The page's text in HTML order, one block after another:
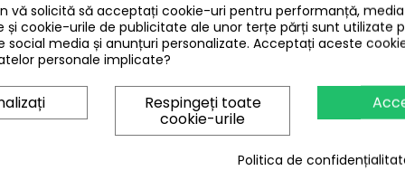
PURCHASED TOGETHER
Nou
MARCA:
vă solicită să acceptați cookie-uri pentru performanță,
și cookie-urile de publicitate ale unor terțe părți sunt utilizate
social media și anunțuri personalizate. Acceptați aceste
personale implicate?
Respingeți toate
cookie-urile
Politica de